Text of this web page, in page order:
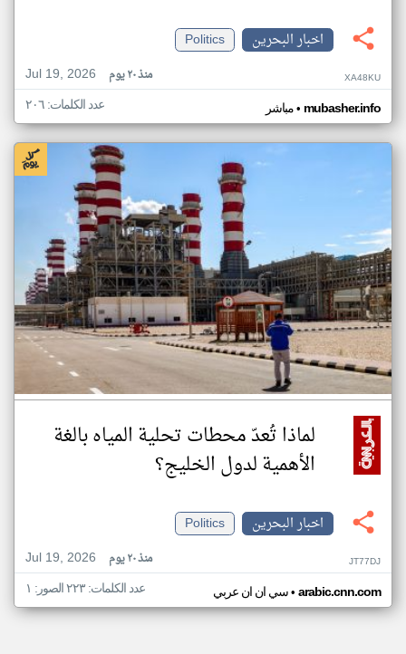
اخبار البحرين
Politics
Jul 19, 2026
منذ ٢٠ يوم XA48KU
مباشر• mubasher.info عدد الكلمات: ٢٠٦
لماذا تُعدّ محطات تحلية المياه بالغة
الأهمية لدول الخليج؟
اخبار البحرين
Politics
Jul 19, 2026
منذ ٢٠ يوم JT77DJ
سي ان ان عربي• arabic.cnn.com عدد الكلمات: ٢٢٣ الصور: ١